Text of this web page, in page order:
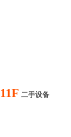
11F 二手设备